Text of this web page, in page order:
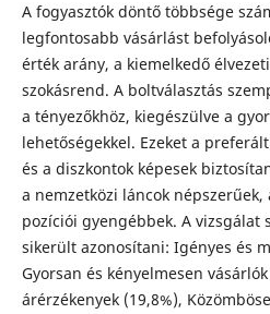
A fogyasztók döntő többsége
legfontosabb vásárlást
érték arány, a kiemelkedő
szokásrend. A boltválasztás
a tényezőkhöz, kiegészülve a
lehetőségekkel. Ezeket a
és a diszkontok képesek
a nemzetközi láncok
pozíciói gyengébbek. A vizsgálat
sikerült azonosítani: Igényes és
Gyorsan és kényelmesen
árérzékenyek (19,8%),